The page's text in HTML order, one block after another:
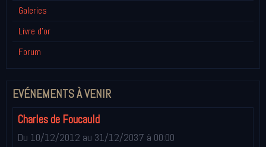
Galeries
Livre d'or
Forum
EVÉNEMENTS À VENIR
Charles de Foucauld
Du 10/12/2012 au 31/12/2037 à 00:00